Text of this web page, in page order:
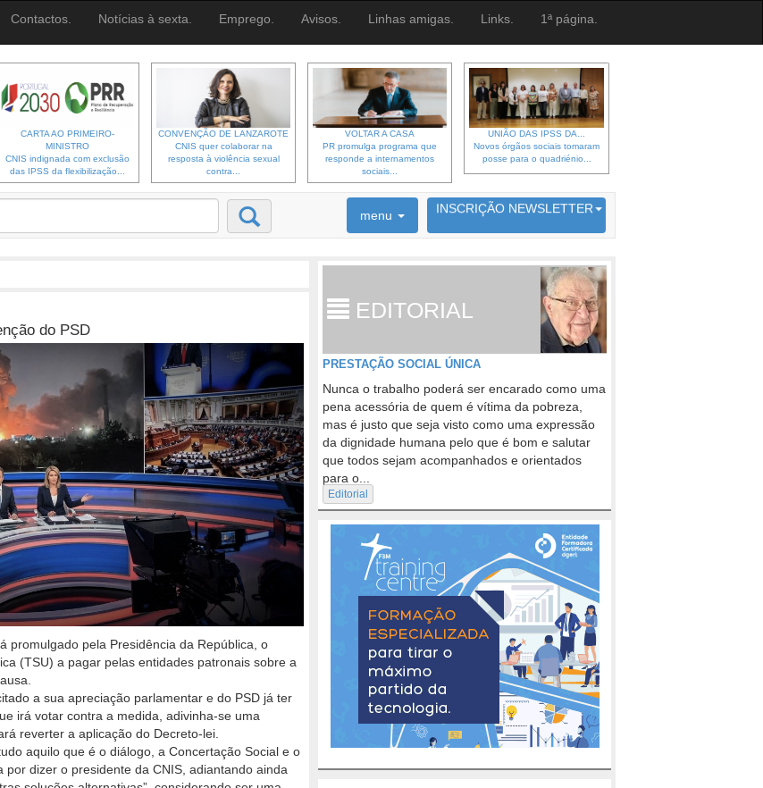
Contactos. Notícias à sexta. Emprego. Avisos. Linhas amigas. Links. 1ª página.
CARTA AO PRIMEIRO-
MINISTRO
CNIS indignada com exclusão
das IPSS da flexibilização...
CONVENÇÃO DE LANZAROTE
CNIS quer colaborar na
resposta à violência sexual
contra...
VOLTAR A CASA
PR promulga programa que
responde a internamentos
sociais...
UNIÃO DAS IPSS DA...
Novos órgãos sociais tomaram
posse para o quadriénio...
menu INSCRIÇÃO NEWSLETTER
6692 membros inscritos
do PSD
promulgado pela Presidência da República, o
(TSU) a pagar pelas entidades patronais sobre a
a sua apreciação parlamentar e do PSD já ter
irá votar contra a medida, adivinha-se uma
reverter a aplicação do Decreto-lei.
aquilo que é o diálogo, a Concertação Social e o
dizer o presidente da CNIS, adiantando ainda
EDITORIAL
PRESTAÇÃO SOCIAL ÚNICA
Nunca o trabalho poderá ser encarado como uma
pena acessória de quem é vítima da pobreza,
mas é justo que seja visto como uma expressão
da dignidade humana pelo que é bom e salutar
que todos sejam acompanhados e orientados
para o...
Editorial